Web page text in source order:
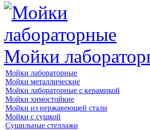
Мойки
Мойки лабораторные
Мойки металлические
Мойки лабораторные с керамикой
Мойки химостойкие
Мойки из нержавеющей стали
Мойки с сушкой
Сушильные стеллажи